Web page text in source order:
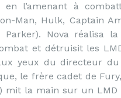
en l’amenant à
Man, Hulk, Captain
Parker). Nova réalisa
et détruisit les
yeux du directeur du
le frère cadet de
mit la main sur un LMD